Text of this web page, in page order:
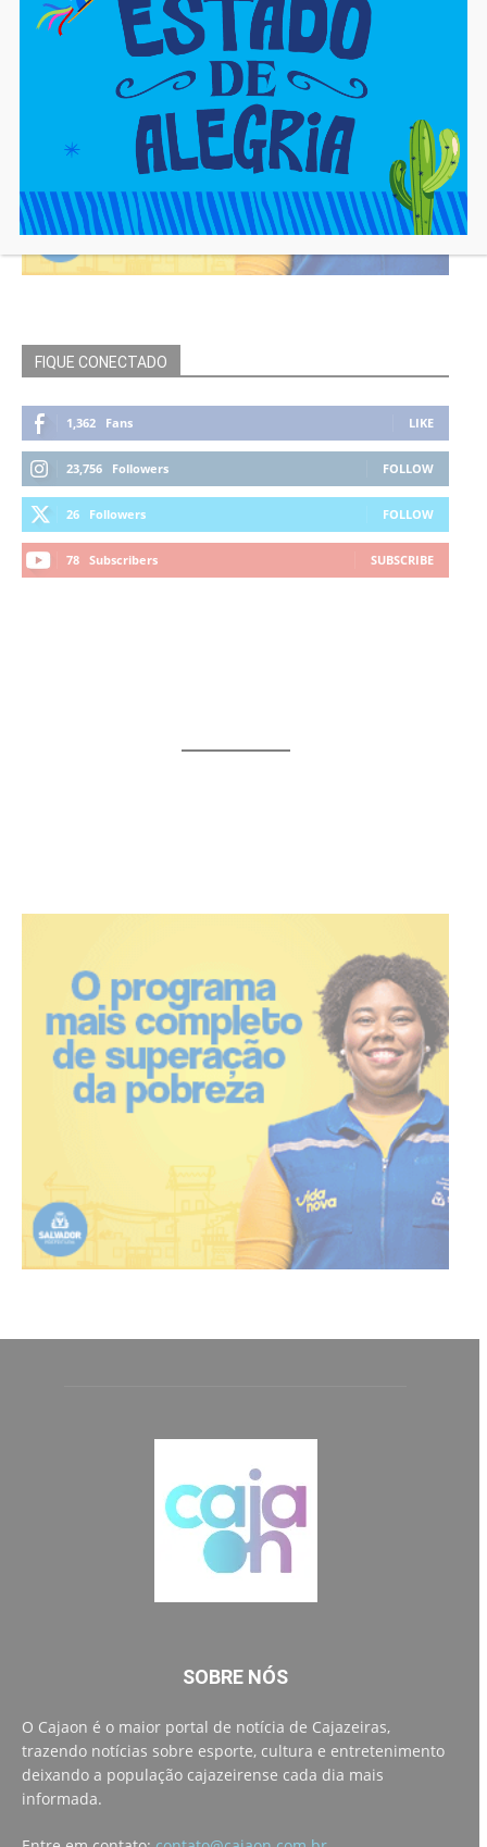
FIQUE CONECTADO
1,362 Fans LIKE
23,756 Followers FOLLOW
26 Followers FOLLOW
78 Subscribers SUBSCRIBE
SOBRE NÓS
O Cajaon é o maior portal de notícia de Cajazeiras,
trazendo notícias sobre esporte, cultura e entretenimento
deixando a população cajazeirense cada dia mais
informada.